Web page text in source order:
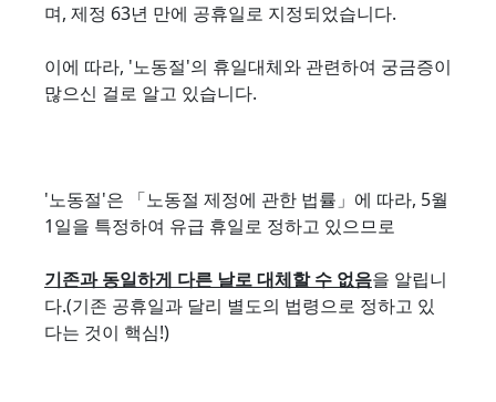
며, 제정 63년 만에 공휴일로 지정되었습니다.
이에 따라, '노동절'의 휴일대체와 관련하여 궁금증이
많으신 걸로 알고 있습니다.
'노동절'은 「노동절 제정에 관한 법률」에 따라, 5월
1일을 특정하여 유급 휴일로 정하고 있으므로
기존과 동일하게 다른 날로 대체할 수 없음을 알립니
다.(기존 공휴일과 달리 별도의 법령으로 정하고 있
다는 것이 핵심!)